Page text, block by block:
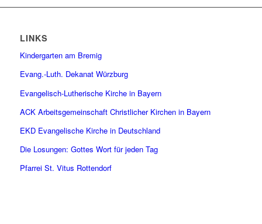
LINKS
Kindergarten am Bremig
Evang.-Luth. Dekanat Würzburg
Evangelisch-Lutherische Kirche in Bayern
ACK Arbeitsgemeinschaft Christlicher Kirchen in Bayern
EKD Evangelische Kirche in Deutschland
Die Losungen: Gottes Wort für jeden Tag
Pfarrei St. Vitus Rottendorf